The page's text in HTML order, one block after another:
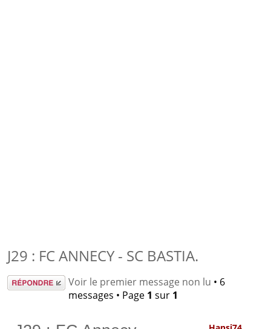
J29 : FC ANNECY - SC BASTIA.
Répondre Voir le premier message non lu • 6
messages • Page 1 sur 1